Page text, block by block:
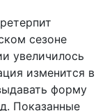
сезоне
увеличилось
изменится в
форму
Показанные